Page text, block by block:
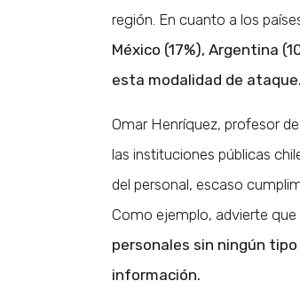
región. En cuanto a los
México (17%), Argentina
esta modalidad de ataque.
Omar Henríquez, profesor
las instituciones públicas
del personal, escaso
Como ejemplo, advierte que
personales sin ningún
información.